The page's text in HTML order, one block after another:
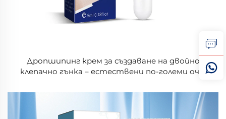
Дропшипинг крем за създаване на двойно
клепачно гънка – естествени по-големи очи,
дълготрайно невидимо око-украсяване